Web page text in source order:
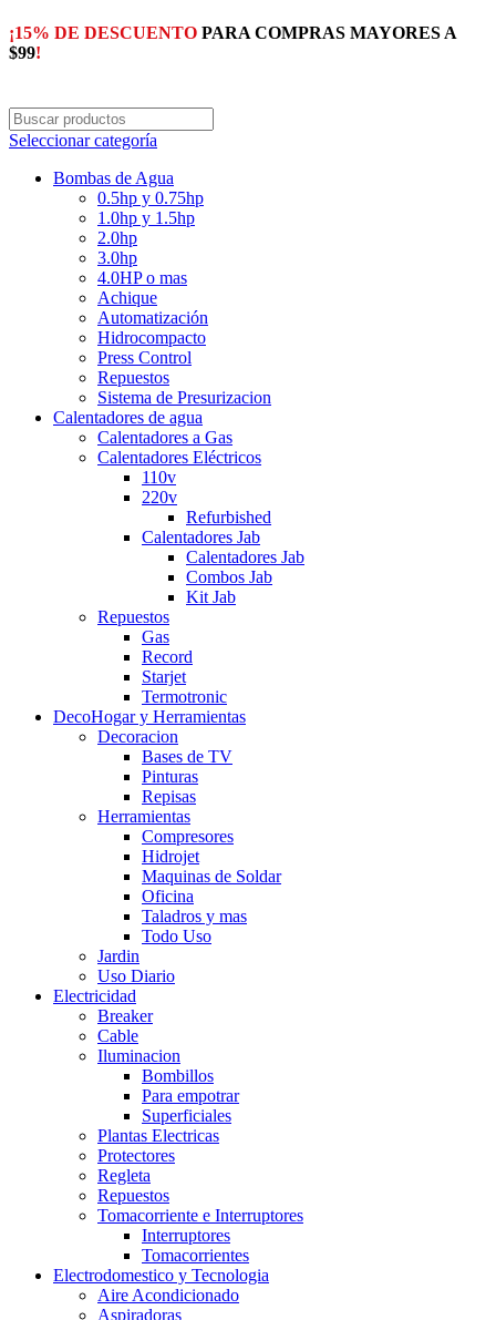
¡15% DE DESCUENTO PARA COMPRAS MAYORES A
$99!
Seleccionar categoría
Bombas de Agua
0.5hp y 0.75hp
1.0hp y 1.5hp
2.0hp
3.0hp
4.0HP o mas
Achique
Automatización
Hidrocompacto
Press Control
Repuestos
Sistema de Presurizacion
Calentadores de agua
Calentadores a Gas
Calentadores Eléctricos
110v
220v
Refurbished
Calentadores Jab
Calentadores Jab
Combos Jab
Kit Jab
Repuestos
Gas
Record
Starjet
Termotronic
DecoHogar y Herramientas
Decoracion
Bases de TV
Pinturas
Repisas
Herramientas
Compresores
Hidrojet
Maquinas de Soldar
Oficina
Taladros y mas
Todo Uso
Jardin
Uso Diario
Electricidad
Breaker
Cable
Iluminacion
Bombillos
Para empotrar
Superficiales
Plantas Electricas
Protectores
Regleta
Repuestos
Tomacorriente e Interruptores
Interruptores
Tomacorrientes
Electrodomestico y Tecnologia
Aire Acondicionado
Aspiradoras